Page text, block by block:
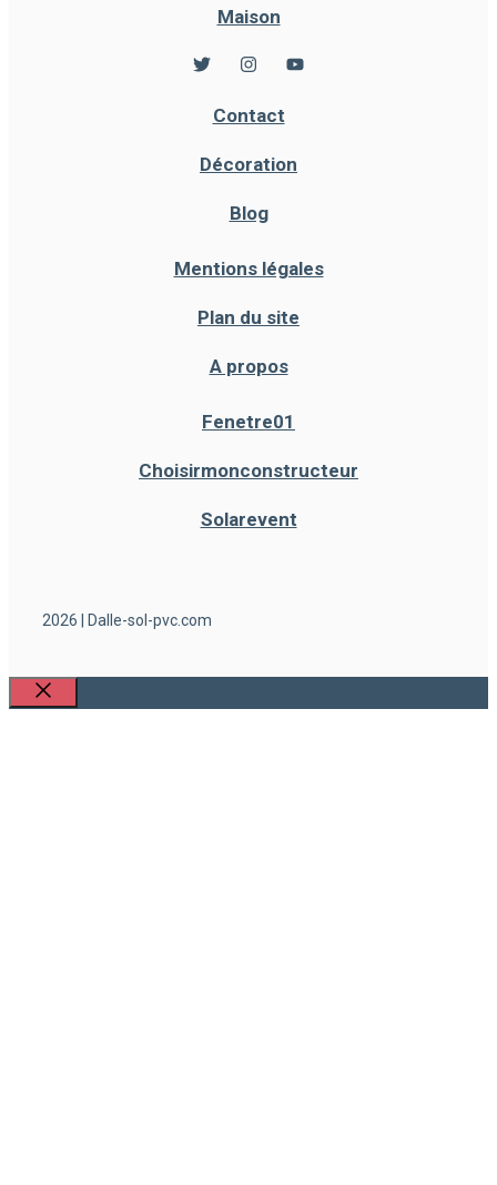
Maison
Contact
Décoration
Blog
Mentions légales
Plan du site
A propos
Fenetre01
Choisirmonconstructeur
Solarevent
2026 | Dalle-sol-pvc.com
Fermer